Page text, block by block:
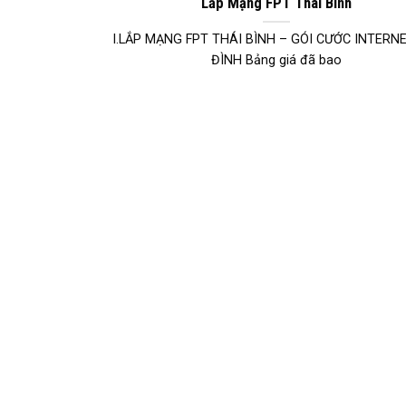
Lắp Mạng FPT Thái Bình
I.LẮP MẠNG FPT THÁI BÌNH – GÓI CƯỚC
ĐÌNH Bảng giá đã bao